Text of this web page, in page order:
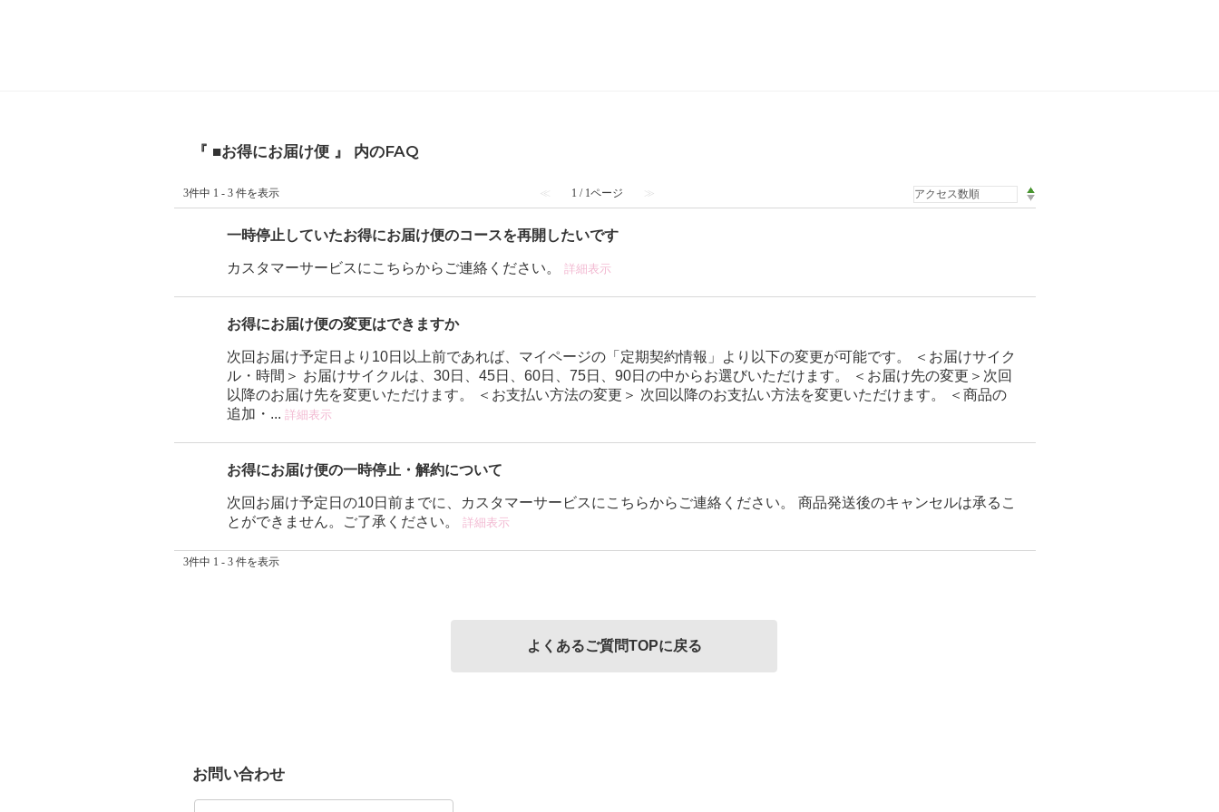
『 ■お得にお届け便 』 内のFAQ
3件中 1 - 3 件を表示 ≪ 1 / 1ページ ≫
一時停止していたお得にお届け便のコースを再開したいです
カスタマーサービスにこちらからご連絡ください。 詳細表示
お得にお届け便の変更はできますか
次回お届け予定日より10日以上前であれば、マイページの「定期契約情報」より以下の変更が可能です。 ＜お届けサイク
ル・時間＞ お届けサイクルは、30日、45日、60日、75日、90日の中からお選びいただけます。 ＜お届け先の変更＞​​​​​​ 次回
以降のお届け先を変更いただけます。 ＜お支払い方法の変更＞ 次回以降のお支払い方法を変更いただけます。 ＜商品の
追加・... 詳細表示
お得にお届け便の一時停止・解約について
次回お届け予定日の10日前までに、カスタマーサービスにこちらからご連絡ください。 商品発送後のキャンセルは承るこ
とができません。ご了承ください。 詳細表示
3件中 1 - 3 件を表示
よくあるご質問TOPに戻る
お問い合わせ